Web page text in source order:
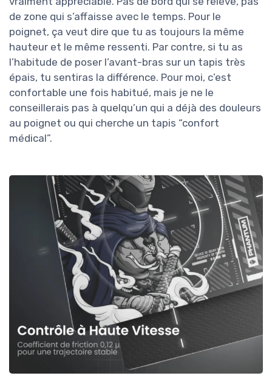
de zone qui s’affaisse avec le temps. Pour le
poignet, ça veut dire que tu as toujours la même
hauteur et le même ressenti. Par contre, si tu as
l’habitude de poser l’avant-bras sur un tapis très
épais, tu sentiras la différence. Pour moi, c’est
confortable une fois habitué, mais je ne le
conseillerais pas à quelqu’un qui a déjà des douleurs
au poignet ou qui cherche un tapis “confort
médical”.